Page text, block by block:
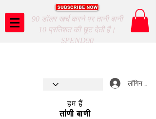
90 डॉलर खर्च करने पर तानी बानी
10 प्रतिशत की छूट देती है।
SPEND90
लॉगिन करें
हम हैं
तांणी बाणी